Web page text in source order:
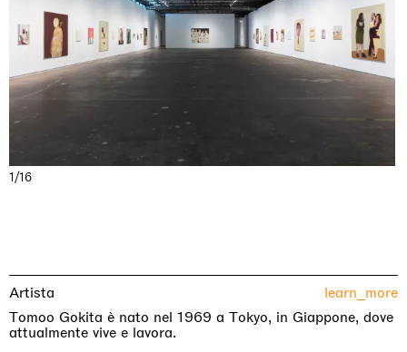
1/16
Artista learn_more
Tomoo Gokita è nato nel 1969 a Tokyo, in Giappone, dove
attualmente vive e lavora.